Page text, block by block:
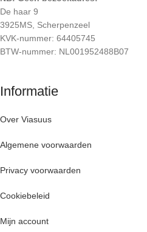
De haar 9
3925MS, Scherpenzeel
KVK-nummer: 64405745
BTW-nummer: NL001952488B07
Informatie
Over Viasuus
Algemene voorwaarden
Privacy voorwaarden
Cookiebeleid
Mijn account